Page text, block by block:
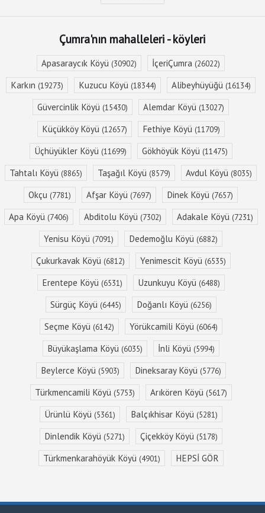
Çumra'nın mahalleleri - köyleri
Apasaraycık Köyü (30902) İçeriÇumra (26022)
Karkın (19273) Kuzucu Köyü (18344) Alibeyhüyüğü (16134)
Güvercinlik Köyü (15430) Alemdar Köyü (13027)
Küçükköy Köyü (12657) Fethiye Köyü (11709)
Üçhüyükler Köyü (11699) Gökhöyük Köyü (11475)
Tahtalı Köyü (8865) Taşağıl Köyü (8579) Avdul Köyü (8035)
Okçu (7781) Afşar Köyü (7697) Dinek Köyü (7657)
Apa Köyü (7406) Abditolu Köyü (7302) Adakale Köyü (7231)
Yenisu Köyü (7091) Dedemoğlu Köyü (6882)
Çukurkavak Köyü (6812) Yenimescit Köyü (6535)
Erentepe Köyü (6531) Uzunkuyu Köyü (6488)
Sürgüç Köyü (6445) Doğanlı Köyü (6256)
Seçme Köyü (6142) Yörükcamili Köyü (6064)
Büyükaşlama Köyü (6035) İnli Köyü (5994)
Beylerce Köyü (5903) Dineksaray Köyü (5776)
Türkmencamili Köyü (5753) Arıkören Köyü (5617)
Ürünlü Köyü (5361) Balçıkhisar Köyü (5281)
Dinlendik Köyü (5271) Çiçekköy Köyü (5178)
Türkmenkarahöyük Köyü (4901) HEPSİ GÖR